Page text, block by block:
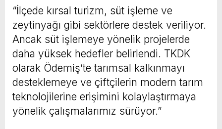
“İlçede kırsal turizm, süt işleme ve
zeytinyağı gibi sektörlere destek veriliyor.
Ancak süt işlemeye yönelik projelerde
daha yüksek hedefler belirlendi. TKDK
olarak Ödemiş’te tarımsal kalkınmayı
desteklemeye ve çiftçilerin modern tarım
teknolojilerine erişimini kolaylaştırmaya
yönelik çalışmalarımız sürüyor.”